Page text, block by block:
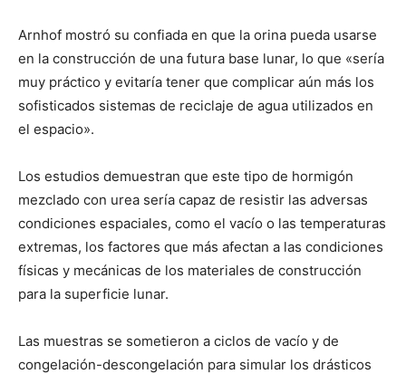
Arnhof mostró su confiada en que la orina pueda usarse
en la construcción de una futura base lunar, lo que «sería
muy práctico y evitaría tener que complicar aún más los
sofisticados sistemas de reciclaje de agua utilizados en
el espacio».
Los estudios demuestran que este tipo de hormigón
mezclado con urea sería capaz de resistir las adversas
condiciones espaciales, como el vacío o las temperaturas
extremas, los factores que más afectan a las condiciones
físicas y mecánicas de los materiales de construcción
para la superficie lunar.
Las muestras se sometieron a ciclos de vacío y de
congelación-descongelación para simular los drásticos